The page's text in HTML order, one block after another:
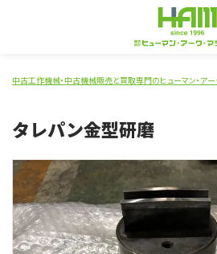
中古工作機械・中古機械販売と買取専門のヒューマン・アー
タレパン金型研磨